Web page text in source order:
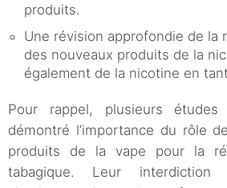
produits.
Une révision approfondie de la
des nouveaux produits de la
également de la nicotine en
Pour rappel, plusieurs
démontré l’importance du rôle
produits de la vape pour la
tabagique. Leur interdiction